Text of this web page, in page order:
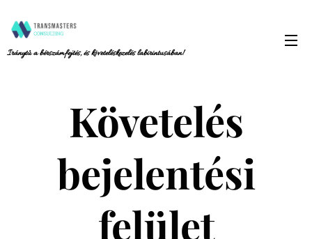
Iránytű a bérszámfejtés, és követeléskezelés labirintusában!
Követelés
bejelentési
felület